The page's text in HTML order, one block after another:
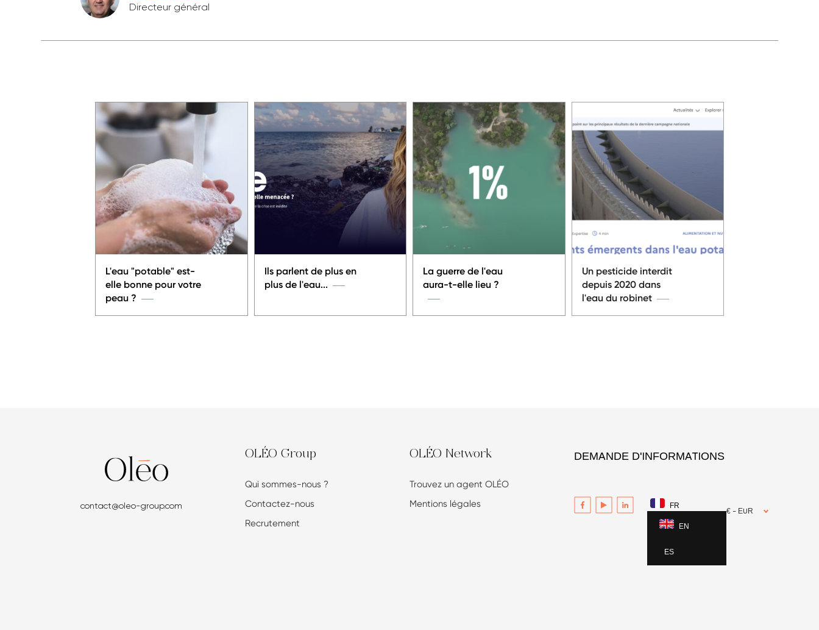
Directeur général
L'eau "potable" est-
elle bonne pour votre
peau ?
Ils parlent de plus en
plus de l'eau...
La guerre de l'eau
aura-t-elle lieu ?
Un pesticide interdit
depuis 2020 dans
l'eau du robinet
contact@oleo-group.com
OLÉO Group
Qui sommes-nous ?
Contactez-nous
Recrutement
OLÉO Network
Trouvez un agent OLÉO
Mentions légales
DEMANDE D'INFORMATIONS
FR
EN
ES
€ - EUR